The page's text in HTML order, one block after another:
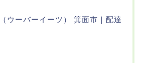
ウーバーイーツ） 箕面市｜配達